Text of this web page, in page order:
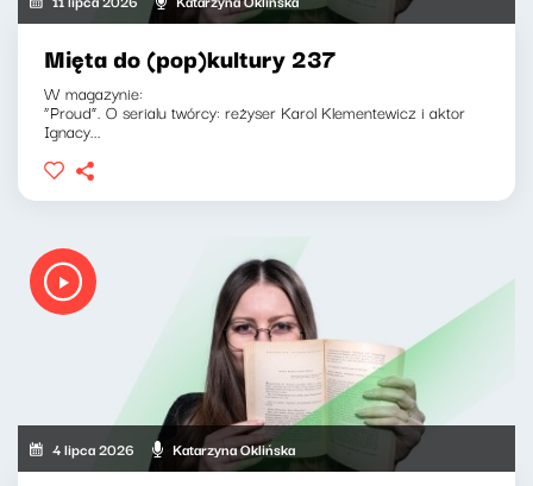
Mięta do (pop)kultury 237
W magazynie:
“Proud”. O serialu twórcy: reżyser Karol Klementewicz i aktor
Ignacy...
4 lipca 2026 Katarzyna Oklińska